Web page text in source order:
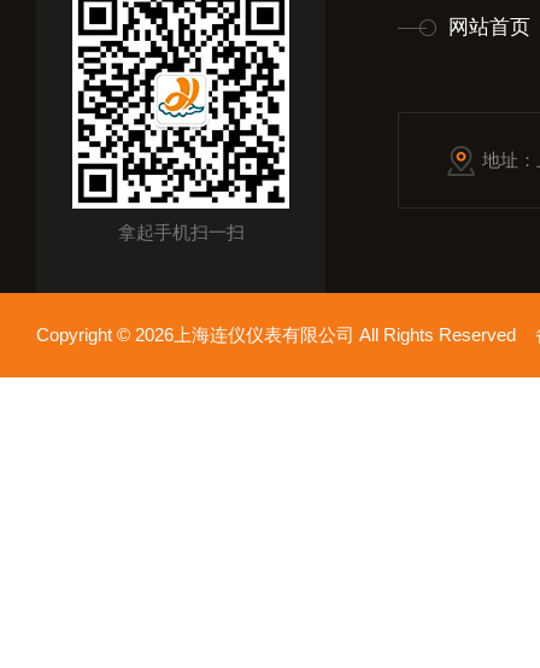
拿起手机扫一扫
网站首页
地址
Copyright © 2026上海连仪仪表有限公司 All Rights Reserved